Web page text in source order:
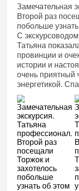
Замечательная
Второй раз
побольше
С
Татьяна
провинции и
истории и
очень приятный
энергетикой.